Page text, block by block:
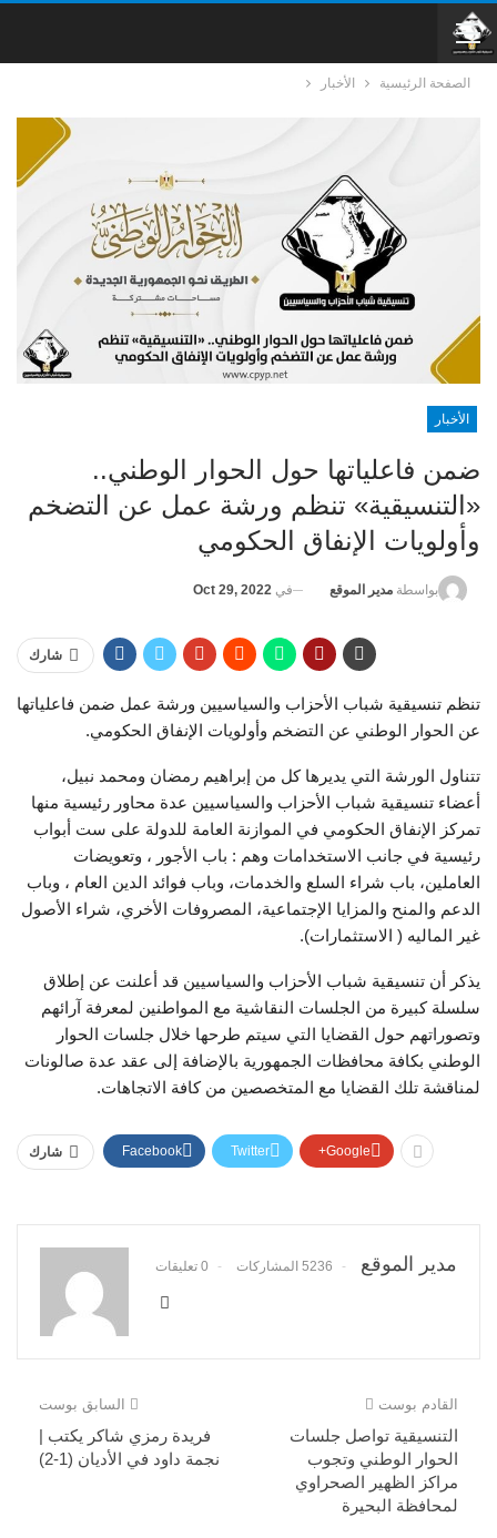
الصفحة الرئيسية الأخبار
الأخبار
ضمن فاعلياتها حول الحوار الوطني..
«التنسيقية» تنظم ورشة عمل عن التضخم
وأولويات الإنفاق الحكومي
بواسطة مدير الموقع في Oct 29, 2022
شارك
تنظم تنسيقية شباب الأحزاب والسياسيين ورشة عمل ضمن فاعلياتها
عن الحوار الوطني عن التضخم وأولويات الإنفاق الحكومي.
تتناول الورشة التي يديرها كل من إبراهيم رمضان ومحمد نبيل،
أعضاء تنسيقية شباب الأحزاب والسياسيين عدة محاور رئيسية منها
تمركز الإنفاق الحكومي في الموازنة العامة للدولة على ست أبواب
رئيسية في جانب الاستخدامات وهم : باب الأجور ، وتعويضات
العاملين، باب شراء السلع والخدمات، وباب فوائد الدين العام ، وباب
الدعم والمنح والمزايا الإجتماعية، المصروفات الأخري، شراء الأصول
غير الماليه ( الاستثمارات).
يذكر أن تنسيقية شباب الأحزاب والسياسيين قد أعلنت عن إطلاق
سلسلة كبيرة من الجلسات النقاشية مع المواطنين لمعرفة آرائهم
وتصوراتهم حول القضايا التي سيتم طرحها خلال جلسات الحوار
الوطني بكافة محافظات الجمهورية بالإضافة إلى عقد عدة صالونات
لمناقشة تلك القضايا مع المتخصصين من كافة الاتجاهات.
شارك Facebook Twitter Google+
مدير الموقع 5236 المشاركات 0 تعليقات
السابق بوست
فريدة رمزي شاكر يكتب |
نجمة داود في الأديان (1-2)
القادم بوست
التنسيقية تواصل جلسات
الحوار الوطني وتجوب
مراكز الظهير الصحراوي
لمحافظة البحيرة